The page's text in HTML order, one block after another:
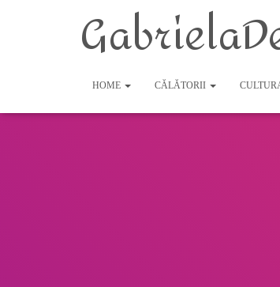
HOME CĂLĂTORII